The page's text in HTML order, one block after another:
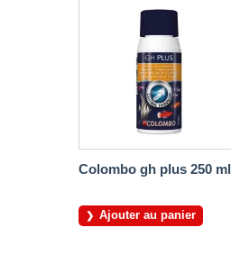
Colombo gh plus 250 ml
Ajouter au panier